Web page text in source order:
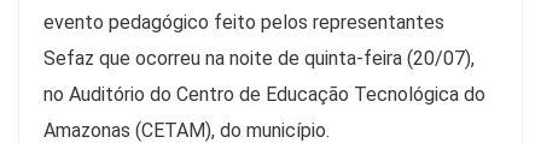
evento pedagógico feito pelos representantes
Sefaz que ocorreu na noite de quinta-feira (20/07),
no Auditório do Centro de Educação Tecnológica do
Amazonas (CETAM), do município.